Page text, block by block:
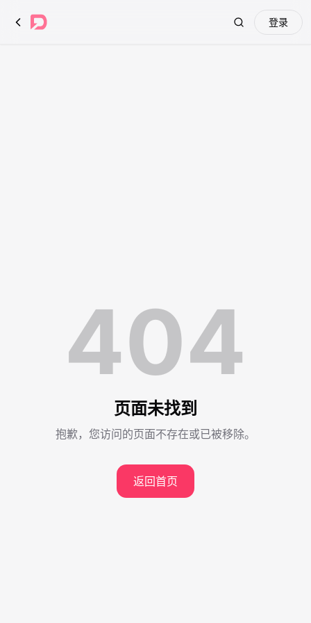
Search登录
404
页面未找到
抱歉，您访问的页面不存在或已被移除。
返回首页